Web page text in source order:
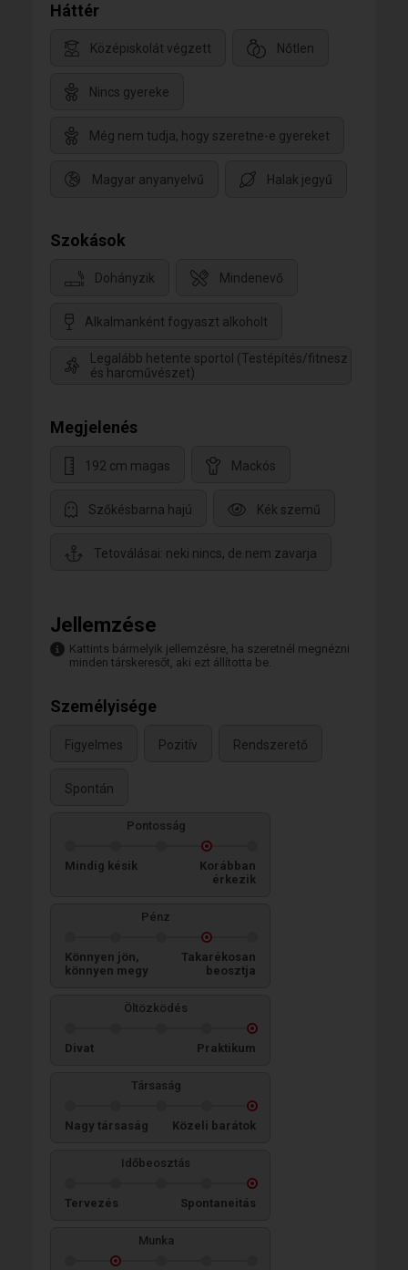
Háttér
Középiskolát végzett Nőtlen
Nincs gyereke
Még nem tudja, hogy szeretne-e gyereket
Magyar anyanyelvű Halak jegyű
Szokások
Dohányzik Mindenevő
Alkalmanként fogyaszt alkoholt
Legalább hetente sportol (Testépítés/fitnesz
és harcművészet)
Megjelenés
192 cm magas Mackós
Szőkésbarna hajú Kék szemű
Tetoválásai: neki nincs, de nem zavarja
Jellemzése
Kattints bármelyik jellemzésre, ha szeretnél megnézni
minden társkeresőt, aki ezt állította be.
Személyisége
Figyelmes Pozitív Rendszerető
Spontán
Pontosság
Mindig késik
Korábban
érkezik
Pénz
Könnyen jön,
könnyen megy
Takarékosan
beosztja
Öltözködés
Divat Praktikum
Társaság
Nagy társaság Közeli barátok
Időbeosztás
Tervezés Spontaneitás
Munka